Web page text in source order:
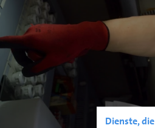
Dienste,